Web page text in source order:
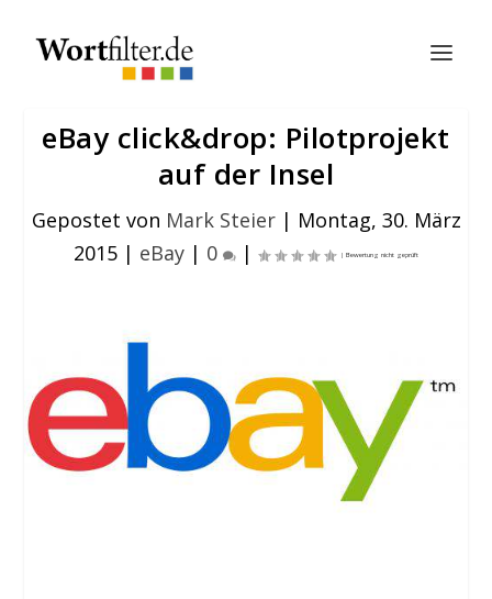
eBay click&drop: Pilotprojekt
auf der Insel
Gepostet von Mark Steier| Montag, 30. März
2015 | eBay | 0 |